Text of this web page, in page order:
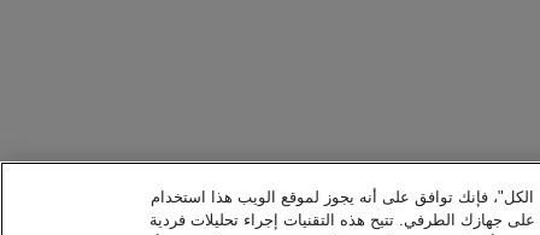
الكل"، فإنك توافق على أنه يجوز لموقع الويب هذا استخدام
على جهازك الطرفي. تتيح هذه التقنيات إجراء تحليلات فردية